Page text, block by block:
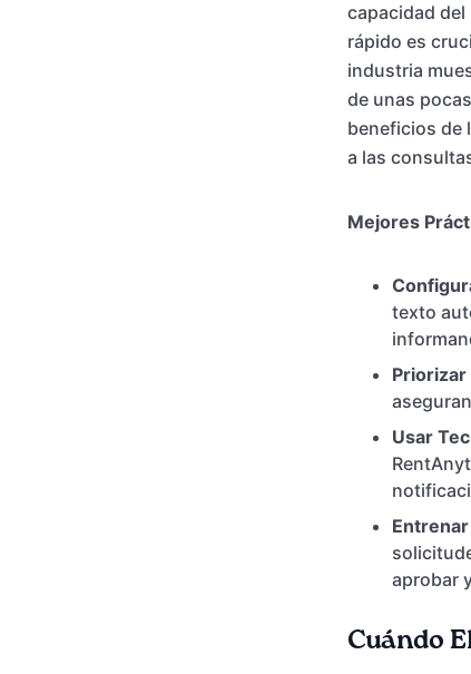
capacidad
rápido es
industria
de unas
beneficios de
a las
Mejores
texto
Priorizar
Usar
aprobar
Cuándo